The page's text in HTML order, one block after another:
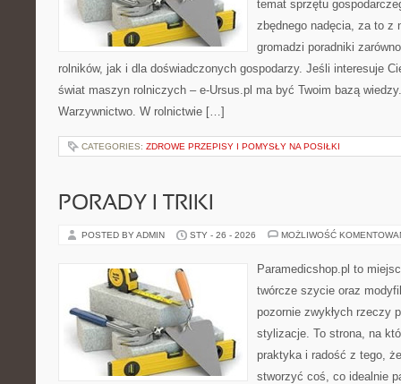
temat sprzętu
zbędnego nadęcia, za to z
gromadzi poradniki
rolników, jak i dla doświadczonych gospodarzy. Jeśli interesuje
świat maszyn rolniczych – e-Ursus.pl ma być Twoim bazą
Warzywnictwo. W rolnictwie […]
CATEGORIES: ZDROWE PRZEPISY I POMYSŁY NA POSIŁKI
PORADY I TRIKI
POSTED BY ADMIN STY - 26 - 2026 MOŻLIWOŚĆ
Paramedicshop.pl to
twórcze szycie oraz
pozornie zwykłych rzeczy
stylizacje. To strona, na
praktyka i radość z tego,
stworzyć coś, co idealnie